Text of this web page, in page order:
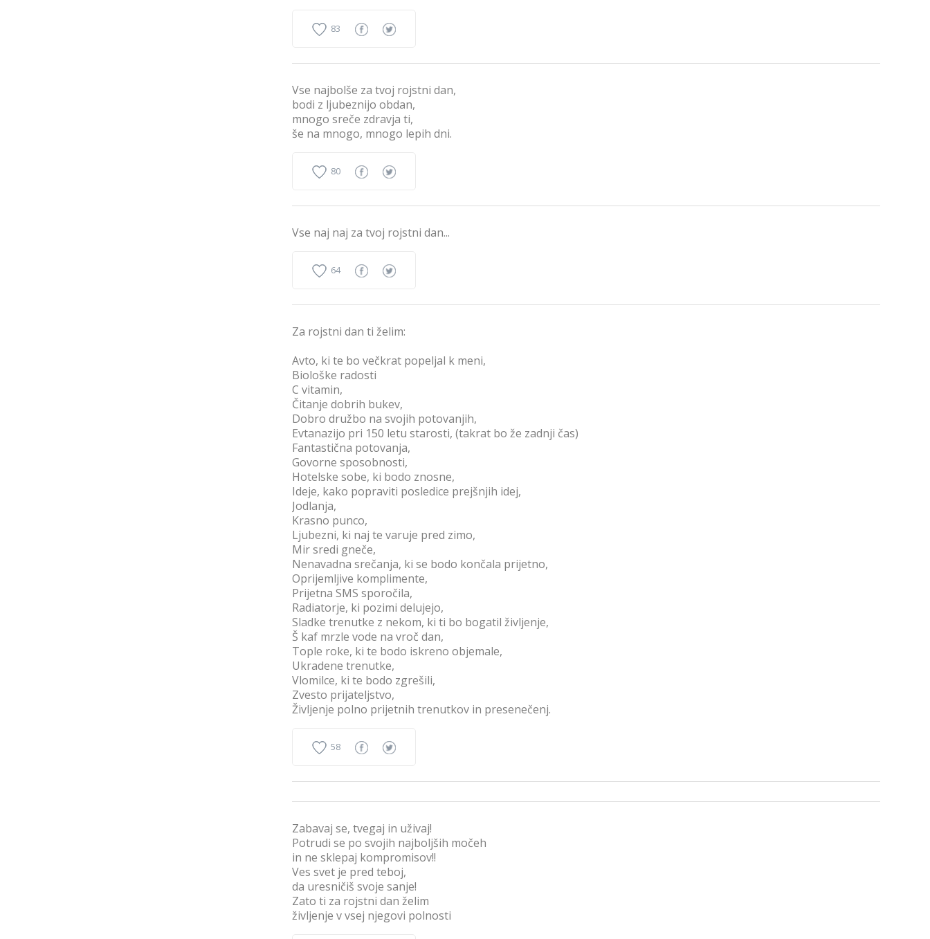
83
Vse najbolše za tvoj rojstni dan,
bodi z ljubeznijo obdan,
mnogo sreče zdravja ti,
še na mnogo, mnogo lepih dni.
80
Vse naj naj za tvoj rojstni dan...
64
Za rojstni dan ti želim:
Avto, ki te bo večkrat popeljal k meni,
Biološke radosti
C vitamin,
Čitanje dobrih bukev,
Dobro družbo na svojih potovanjih,
Evtanazijo pri 150 letu starosti, (takrat bo že zadnji čas)
Fantastična potovanja,
Govorne sposobnosti,
Hotelske sobe, ki bodo znosne,
Ideje, kako popraviti posledice prejšnjih idej,
Jodlanja,
Krasno punco,
Ljubezni, ki naj te varuje pred zimo,
Mir sredi gneče,
Nenavadna srečanja, ki se bodo končala prijetno,
Oprijemljive komplimente,
Prijetna SMS sporočila,
Radiatorje, ki pozimi delujejo,
Sladke trenutke z nekom, ki ti bo bogatil življenje,
Š kaf mrzle vode na vroč dan,
Tople roke, ki te bodo iskreno objemale,
Ukradene trenutke,
Vlomilce, ki te bodo zgrešili,
Zvesto prijateljstvo,
Življenje polno prijetnih trenutkov in presenečenj.
58
Zabavaj se, tvegaj in uživaj!
Potrudi se po svojih najboljših močeh
in ne sklepaj kompromisov!!
Ves svet je pred teboj,
da uresničiš svoje sanje!
Zato ti za rojstni dan želim
življenje v vsej njegovi polnosti